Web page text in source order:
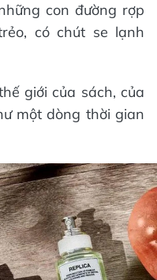
con đường rợp
có chút se lạnh
giới của sách, của
một dòng thời gian